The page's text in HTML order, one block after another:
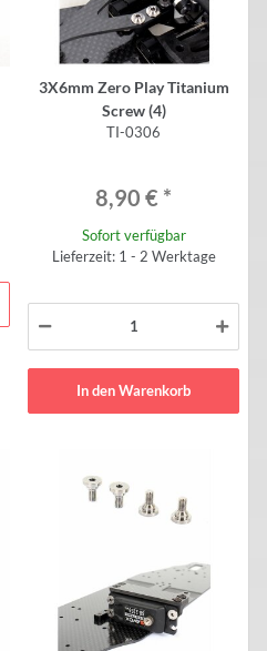
3X6mm Zero Play Titanium
Screw (4)
TI-0306
8,90 € *
Sofort verfügbar
Lieferzeit: 1 - 2 Werktage
In den Warenkorb